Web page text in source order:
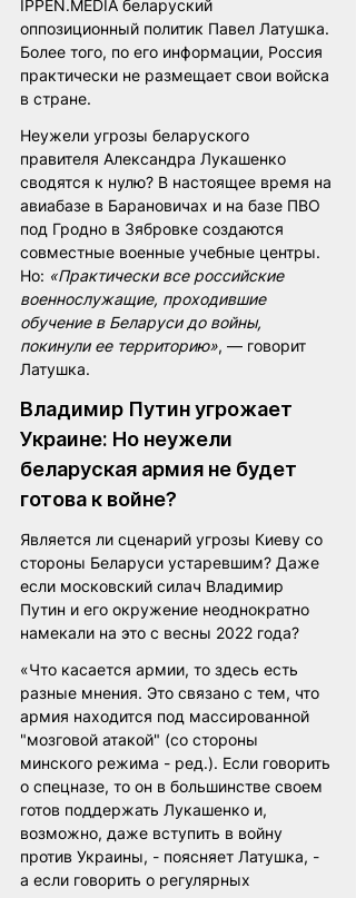
IPPEN.MEDIA беларуский
оппозиционный политик Павел Латушка.
Более того, по его информации, Россия
практически не размещает свои войска
в стране.
Неужели угрозы беларуского
правителя Александра Лукашенко
сводятся к нулю? В настоящее время на
авиабазе в Барановичах и на базе ПВО
под Гродно в Зябровке создаются
совместные военные учебные центры.
Но: «Практически все российские
военнослужащие, проходившие
обучение в Беларуси до войны,
покинули ее территорию», — говорит
Латушка.
Владимир Путин угрожает
Украине: Но неужели
беларуская армия не будет
готова к войне?
Является ли сценарий угрозы Киеву со
стороны Беларуси устаревшим? Даже
если московский силач Владимир
Путин и его окружение неоднократно
намекали на это с весны 2022 года?
«Что касается армии, то здесь есть
разные мнения. Это связано с тем, что
армия находится под массированной
"мозговой атакой" (со стороны
минского режима - ред.). Если говорить
о спецназе, то он в большинстве своем
готов поддержать Лукашенко и,
возможно, даже вступить в войну
против Украины, - поясняет Латушка, -
а если говорить о регулярных